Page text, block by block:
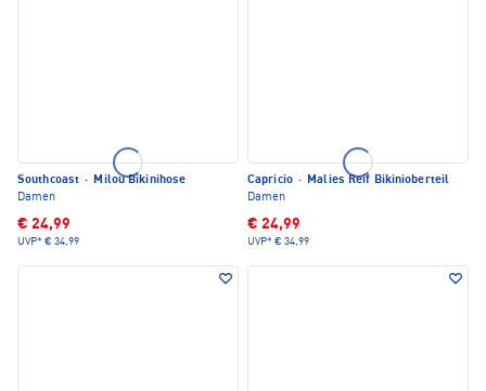
Southcoast · Milou Bikinihose
Damen
€ 24,99
UVP* € 34,99
Capricio · Malies Reif Bikinioberteil
Damen
€ 24,99
UVP* € 34,99